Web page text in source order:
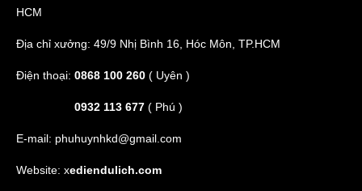
HCM
Địa chỉ xưởng: 49/9 Nhị Bình 16, Hóc Môn, TP.HCM
Điện thoại: 0868 100 260 ( Uyên )
0932 113 677 ( Phú )
E-mail: phuhuynhkd@gmail.com
Website: xediendulich.com